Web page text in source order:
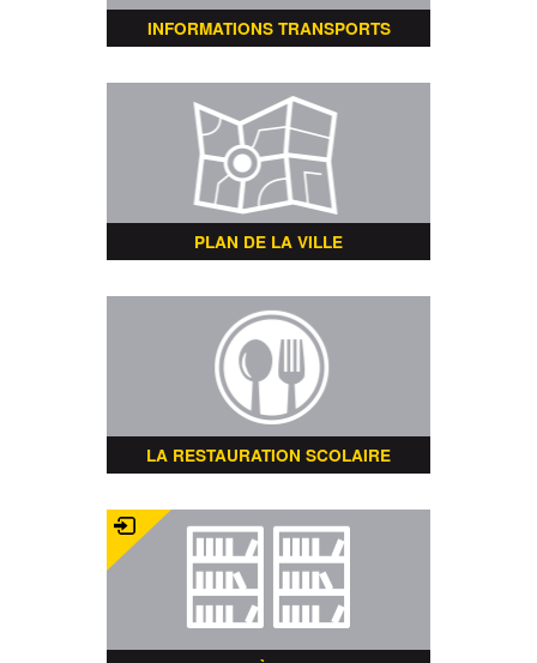
INFORMATIONS TRANSPORTS
PLAN DE LA VILLE
LA RESTAURATION SCOLAIRE